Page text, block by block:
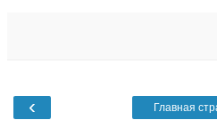
‹ Главная